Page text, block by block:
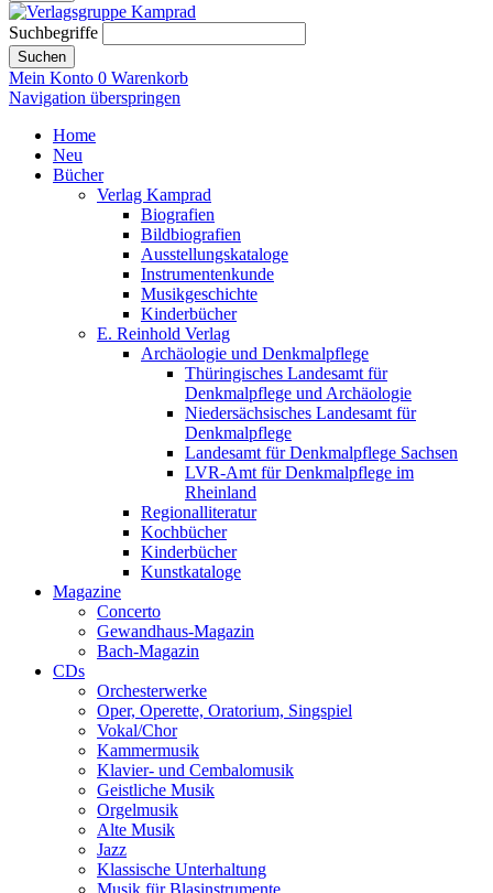
Suchbegriffe
Suchen
Mein Konto 0 Warenkorb
Navigation überspringen
Home
Neu
Bücher
Verlag Kamprad
Biografien
Bildbiografien
Ausstellungskataloge
Instrumentenkunde
Musikgeschichte
Kinderbücher
E. Reinhold Verlag
Archäologie und Denkmalpflege
Thüringisches Landesamt für
Denkmalpflege und Archäologie
Niedersächsisches Landesamt für
Denkmalpflege
Landesamt für Denkmalpflege Sachsen
LVR-Amt für Denkmalpflege im
Rheinland
Regionalliteratur
Kochbücher
Kinderbücher
Kunstkataloge
Magazine
Concerto
Gewandhaus-Magazin
Bach-Magazin
CDs
Orchesterwerke
Oper, Operette, Oratorium, Singspiel
Vokal/Chor
Kammermusik
Klavier- und Cembalomusik
Geistliche Musik
Orgelmusik
Alte Musik
Jazz
Klassische Unterhaltung
Musik für Blasinstrumente